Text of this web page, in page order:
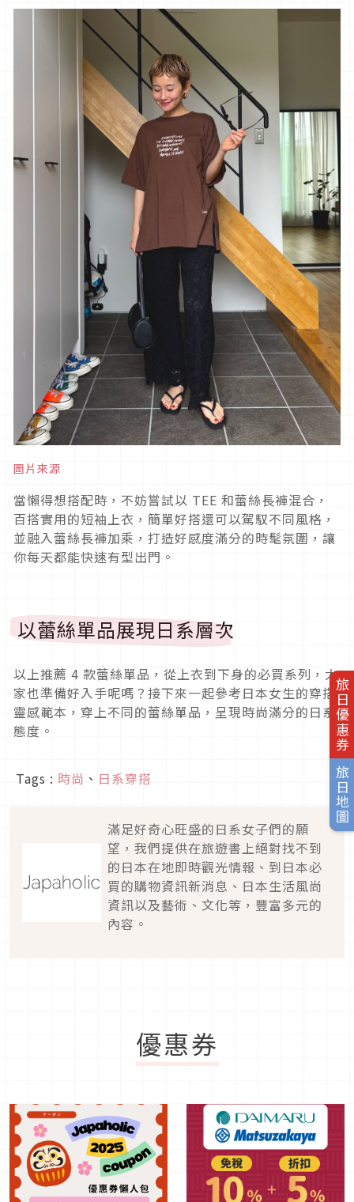
旅日優惠券
旅日地圖
圖片來源
當懶得想搭配時，不妨嘗試以 TEE 和蕾絲長褲混合，
百搭實用的短袖上衣，簡單好搭還可以駕馭不同風格，
並融入蕾絲長褲加乘，打造好感度滿分的時髦氛圍，讓
你每天都能快速有型出門。
以蕾絲單品展現日系層次
以上推薦 4 款蕾絲單品，從上衣到下身的必買系列，大
家也準備好入手呢嗎？接下來一起參考日本女生的穿搭
靈感範本，穿上不同的蕾絲單品，呈現時尚滿分的日系
態度。
Tags : 時尚 、 日系穿搭
滿足好奇心旺盛的日系女子們的願
望，我們提供在旅遊書上絕對找不到
的日本在地即時觀光情報、到日本必
買的購物資訊新消息、日本生活風尚
資訊以及藝術、文化等，豐富多元的
內容。
優惠券